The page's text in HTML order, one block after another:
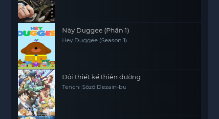
Này Duggee (Phần 1)
Hey Duggee (Season 1)
Đội thiết kế thiên đường
Tenchi Sōzō Dezain-bu